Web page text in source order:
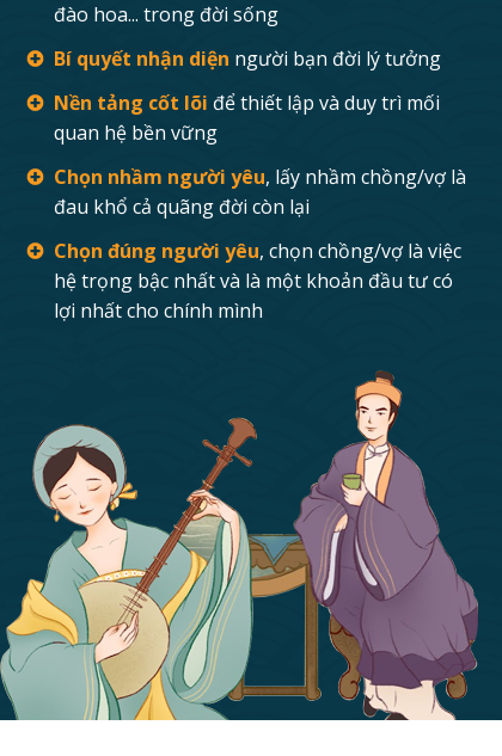
đào hoa... trong đời sống
Bí quyết nhận diện người bạn đời lý tưởng
Nền tảng cốt lõi để thiết lập và duy trì mối
quan hệ bền vững
Chọn nhầm người yêu, lấy nhầm chồng/vợ là
đau khổ cả quãng đời còn lại
Chọn đúng người yêu, chọn chồng/vợ là việc
hệ trọng bậc nhất và là một khoản đầu tư có
lợi nhất cho chính mình